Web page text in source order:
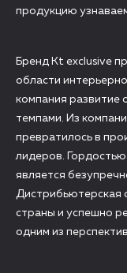
продукцию
Бренд Kt exclusive
области
компания развитие
темпами. Из
превратилось в
лидеров.
является
Дистрибьютерская
страны и успешно
одним из